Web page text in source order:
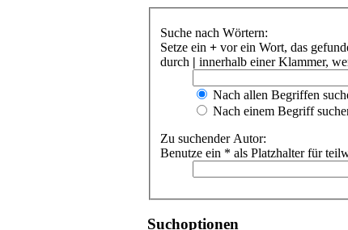
Suche nach Wörtern:
Setze ein + vor ein Wort, das
durch | innerhalb einer Klammer,
Nach allen Begriffen
Nach einem Begriff
Zu suchender Autor:
Benutze ein * als Platzhalter für
Suchoptionen